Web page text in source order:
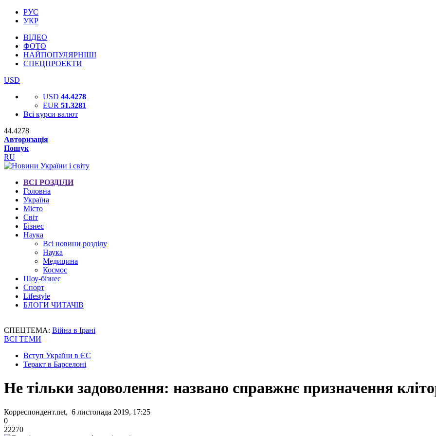
РУС
УКР
ВІДЕО
ФОТО
НАЙПОПУЛЯРНІШІ
СПЕЦПРОЕКТИ
USD
USD 44.4278
EUR 51.3281
Всі курси валют
44.4278
Авторизація
Пошук
RU
ВСІ РОЗДІЛИ
Головна
Україна
Місто
Світ
Бізнес
Наука
Всі новини розділу
Наука
Медицина
Космос
Шоу-бізнес
Спорт
Lifestyle
БЛОГИ ЧИТАЧІВ
СПЕЦТЕМА: Війна в Ірані
ВСІ ТЕМИ
Вступ України в ЄС
Теракт в Барселоні
Не тільки задоволення: названо справжнє призначення
Корреспондент.net, 6 листопада 2019, 17:25
0
22270